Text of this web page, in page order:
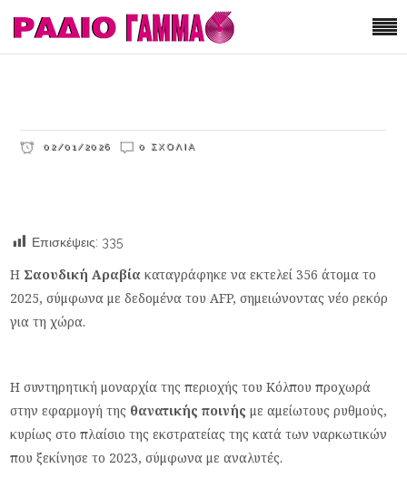
02/01/2026 0 ΣΧΌΛΙΑ
Επισκέψεις: 335
Η Σαουδική Αραβία καταγράφηκε να εκτελεί 356 άτομα το
2025, σύμφωνα με δεδομένα του AFP, σημειώνοντας νέο ρεκόρ
για τη χώρα.
Η συντηρητική μοναρχία της περιοχής του Κόλπου προχωρά
στην εφαρμογή της θανατικής ποινής με αμείωτους ρυθμούς,
κυρίως στο πλαίσιο της εκστρατείας της κατά των ναρκωτικών
που ξεκίνησε το 2023, σύμφωνα με αναλυτές.